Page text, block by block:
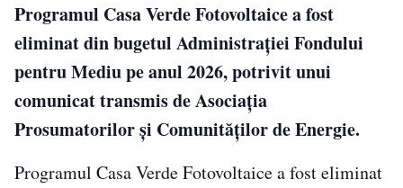
Programul Casa Verde Fotovoltaice a fost
eliminat din bugetul Administrației Fondului
pentru Mediu pe anul 2026, potrivit unui
comunicat transmis de Asociația
Prosumatorilor și Comunităților de Energie.
Programul Casa Verde Fotovoltaice a fost eliminat